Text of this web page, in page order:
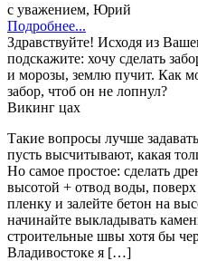
с уважением, Юрий
Подробнее...
Здравствуйте! Исходя из
подскажите: хочу сделать
и морозы, землю пучит. Как
забор, чтоб он не лопнул?
Викинг цах
Такие вопросы лучше
пусть высчитывают, какая
Но самое простое: сделать
высотой + отвод воды,
пленку и залейте бетон на
начинайте выкладывать
строительные швы хотя бы
Владивостоке я […]